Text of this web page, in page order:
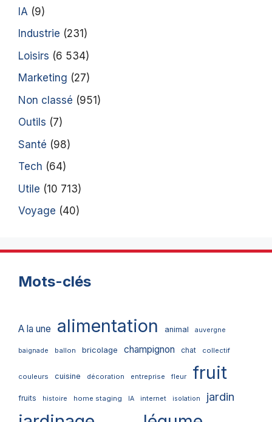
IA (9)
Industrie (231)
Loisirs (6 534)
Marketing (27)
Non classé (951)
Outils (7)
Santé (98)
Tech (64)
Utile (10 713)
Voyage (40)
Mots-clés
A la une alimentation animal auvergne
baignade ballon bricolage champignon chat collectif
couleurs cuisine décoration entreprise fleur fruit
fruits histoire home staging IA internet isolation jardin